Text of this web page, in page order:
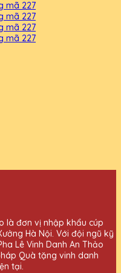
là đơn vị nhập khẩu cúp
Hà Nội. Với đội ngũ kỹ
Lê Vinh Danh An Thảo
Quà tặng vinh danh
tại.